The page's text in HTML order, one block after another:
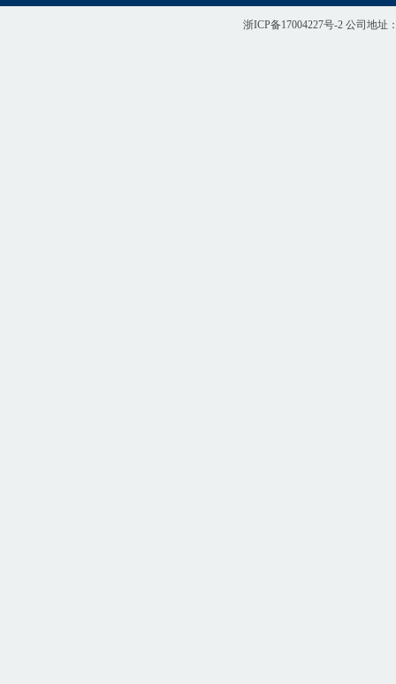
浙ICP备17004227号-2 公司地址